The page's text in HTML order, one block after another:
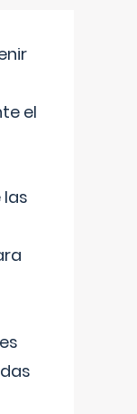
el
las